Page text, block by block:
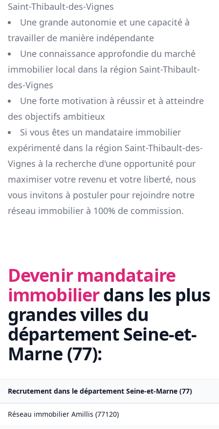
Saint-Thibault-des-Vignes
Une grande autonomie et une capacité à
travailler de manière indépendante
Une connaissance approfondie du marché
immobilier local dans la région Saint-Thibault-
des-Vignes
Une forte motivation à réussir et à atteindre
des objectifs ambitieux
Si vous êtes un mandataire immobilier
expérimenté dans la région Saint-Thibault-des-
Vignes à la recherche d'une opportunité pour
maximiser votre revenu et votre liberté, nous
vous invitons à postuler pour rejoindre notre
réseau immobilier à 100% de commission.
Devenir mandataire
immobilierdans les plus
grandes villes du
départementSeine-et-
Marne (77):
Recrutement dans le département Seine-et-Marne (77)
Réseau immobilier Amillis (77120)